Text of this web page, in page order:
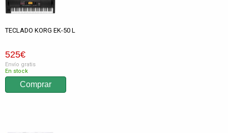
TECLADO KORG EK-50 L
525€
Envío gratis
En stock